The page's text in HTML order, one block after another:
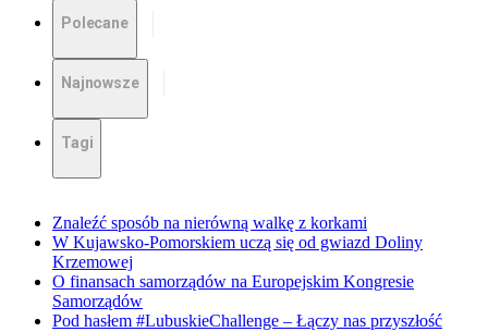
Polecane
Najnowsze
Tagi
Znaleźć sposób na nierówną walkę z korkami
W Kujawsko-Pomorskiem uczą się od gwiazd Doliny
Krzemowej
O finansach samorządów na Europejskim Kongresie
Samorządów
Pod hasłem #LubuskieChallenge – Łączy nas przyszłość